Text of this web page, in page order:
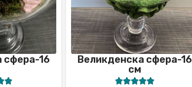
сфера-16

Великденска сфера-16
см
